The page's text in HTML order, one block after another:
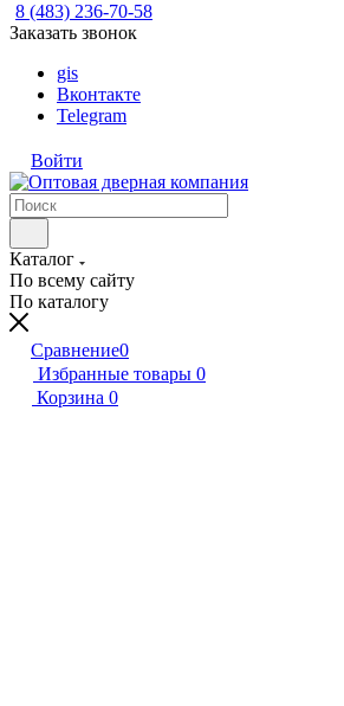
8 (483) 236-70-58
Заказать звонок
gis
Вконтакте
Telegram
Войти
Каталог
По всему сайту
По каталогу
Сравнение0
Избранные товары 0
Корзина 0